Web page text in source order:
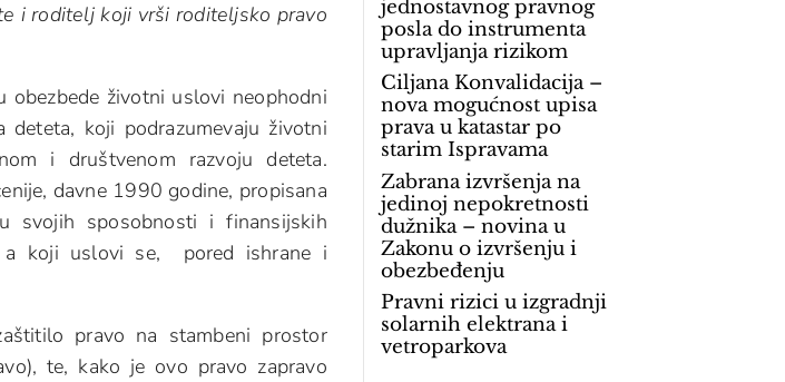
i roditelj koji vrši roditeljsko pravo
obezbede životni uslovi neophodni
deteta, koji podrazumevaju životni
i društvenom razvoju deteta.
davne 1990 godine, propisana
svojih sposobnosti i finansijskih
a koji uslovi se, pored ishrane i
pravo na stambeni prostor
te, kako je ovo pravo zapravo
jednostavnog pravnog
posla do instrumenta
upravljanja rizikom
Ciljana Konvalidacija –
nova mogućnost upisa
prava u katastar po
starim Ispravama
Zabrana izvršenja na
jedinoj nepokretnosti
dužnika – novina u
Zakonu o izvršenju i
obezbeđenju
Pravni rizici u izgradnji
solarnih elektrana i
vetroparkova